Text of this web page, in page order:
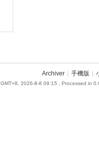
Archiver 手機版
GMT+8, 2026-8-8 09:15 , Processed in